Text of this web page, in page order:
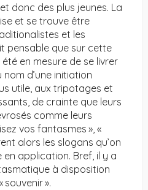
donc des plus jeunes. La
et se trouve être
et les
pensable que sur cette
en mesure de se livrer
d’une initiation
utile, aux tripotages et
de crainte que leurs
comme leurs
vos fantasmes », «
alors les slogans qu’on
application. Bref, il y a
à disposition
souvenir ».